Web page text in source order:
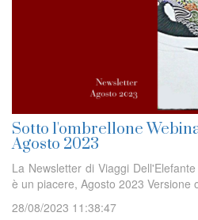
Sotto l'ombrellone
Agosto 2023
La Newsletter di Viaggi
è un piacere, Agosto 2023 Versione
28/08/2023 11:38:47